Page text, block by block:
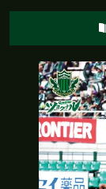
0'
0'